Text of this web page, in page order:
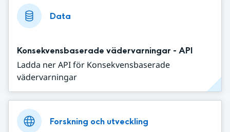
Data
Konsekvensbaserade vädervarningar - API
Ladda ner API för Konsekvensbaserade
vädervarningar
Forskning och utveckling